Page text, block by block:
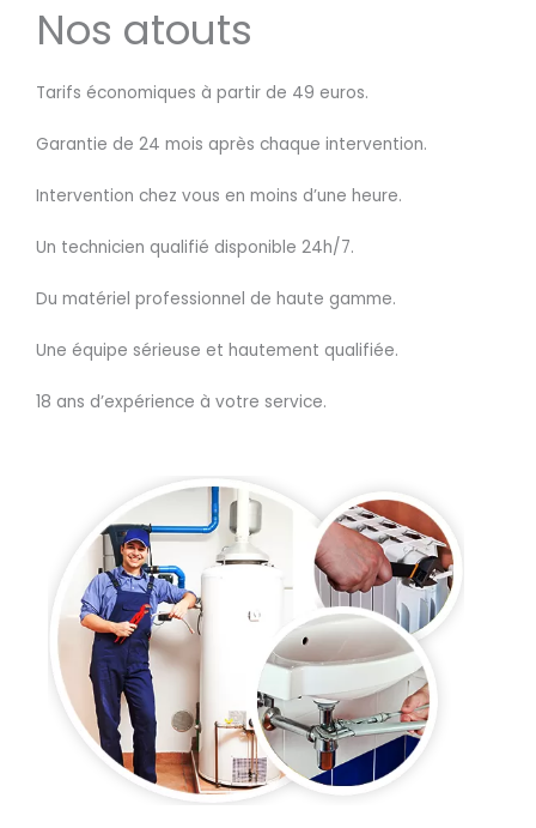
Nos atouts
Tarifs économiques à partir de 49 euros.
Garantie de 24 mois après chaque intervention.
Intervention chez vous en moins d’une heure.
Un technicien qualifié disponible 24h/7.
Du matériel professionnel de haute gamme.
Une équipe sérieuse et hautement qualifiée.
18 ans d’expérience à votre service.